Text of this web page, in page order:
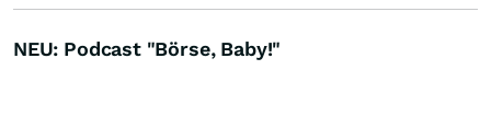
NEU: Podcast "Börse, Baby!"